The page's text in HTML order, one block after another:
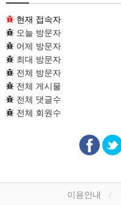
현재 접속자
오늘 방문자
어제 방문자
최대 방문자
전체 방문자
전체 게시물
전체 댓글수
전체 회원수
이용안내